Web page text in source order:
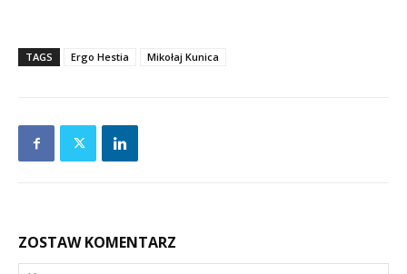
TAGS Ergo Hestia Mikołaj Kunica
ZOSTAW KOMENTARZ